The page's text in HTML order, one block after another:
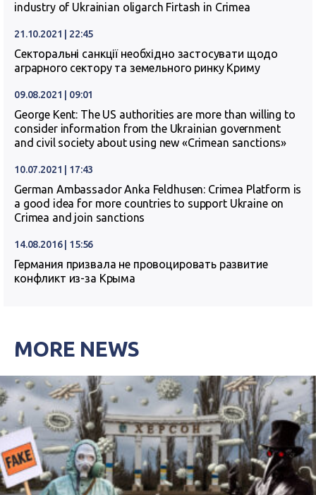
industry of Ukrainian oligarch Firtash in Crimea
21.10.2021 | 22:45
Секторальні санкції необхідно застосувати щодо
аграрного сектору та земельного ринку Криму
09.08.2021 | 09:01
George Kent: The US authorities are more than willing to
consider information from the Ukrainian government
and civil society about using new «Crimean sanctions»
10.07.2021 | 17:43
German Ambassador Anka Feldhusen: Crimea Platform is
a good idea for more countries to support Ukraine on
Crimea and join sanctions
14.08.2016 | 15:56
Германия призвала не провоцировать развитие
конфликт из-за Крыма
MORE NEWS